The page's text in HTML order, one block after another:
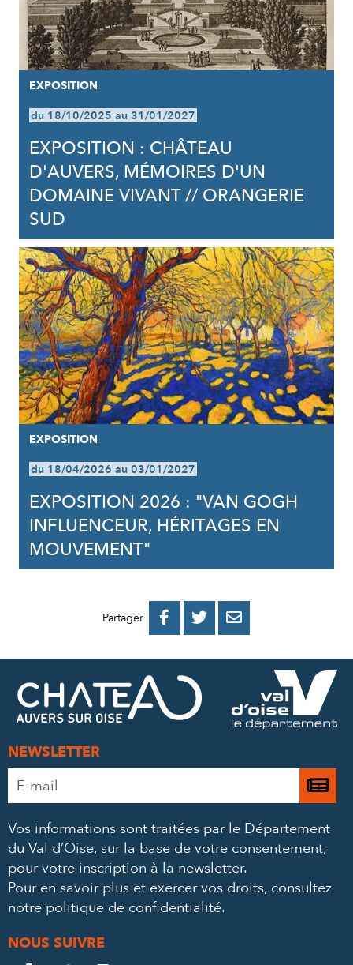
EXPOSITION
du 18/10/2025 au 31/01/2027
EXPOSITION : CHÂTEAU
D'AUVERS, MÉMOIRES D'UN
DOMAINE VIVANT // ORANGERIE
SUD
EXPOSITION
du 18/04/2026 au 03/01/2027
EXPOSITION 2026 : "VAN GOGH
INFLUENCEUR, HÉRITAGES EN
MOUVEMENT"
Partager 
PARTAGER
FACEBOOK
PARTAGER
PARTAGER
MAIL
NEWSLETTER
Adresse
e-
*
Je
à
Vos informations sont traitées par le Département
du Val d’Oise, sur la base de votre consentement,
pour votre inscription à la newsletter.
Pour en savoir plus et exercer vos droits, consultez
notre politique de confidentialité.
NOUS SUIVRE